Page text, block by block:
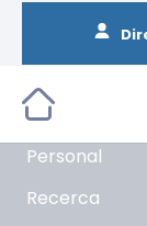
Orgànica
La Secció
Docència
Personal
Recerca